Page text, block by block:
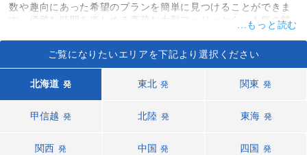
...もっと読む
数や趣向にあった希望のプランを簡単に見つけることができま
す。優雅な時間を楽しめる豪華な大型フェリーから、人気の離
島へ向かう高速船まで、フェリーのラインナップは実に多彩。
能です。ご覧になりたいエリアを下記より選択ください
北海道 発 東北 発 関東 発
甲信越 発 北陸 発 東海 発
関西 発 中国 発 四国 発